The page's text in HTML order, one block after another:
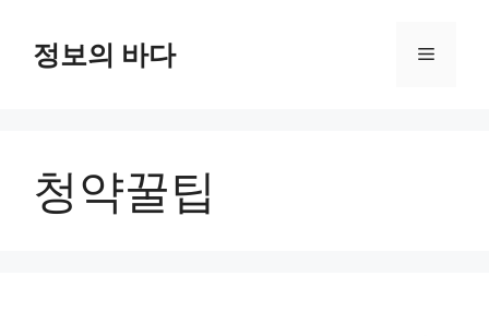
정보의 바다 메
청약꿀팁